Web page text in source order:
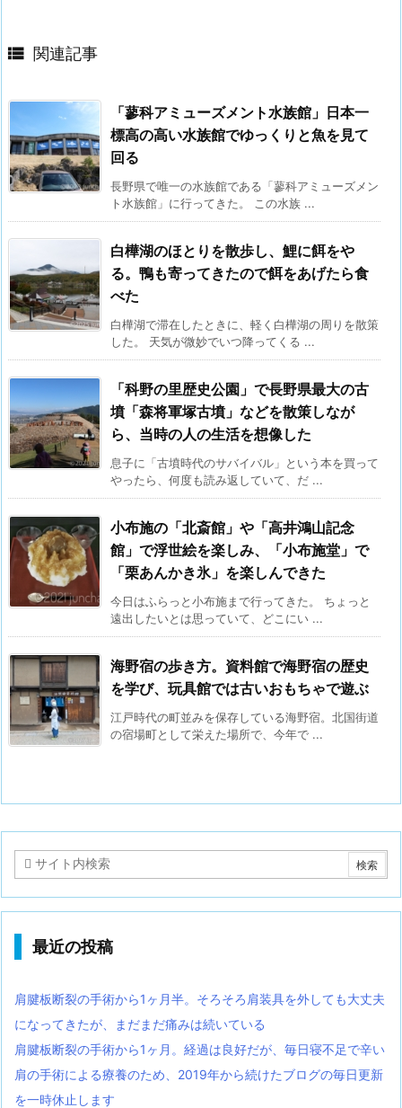
 関連記事
「蓼科アミューズメント水族館」日本一
標高の高い水族館でゆっくりと魚を見て
回る
長野県で唯一の水族館である「蓼科アミューズメン
ト水族館」に行ってきた。 この水族 ...
白樺湖のほとりを散歩し、鯉に餌をや
る。鴨も寄ってきたので餌をあげたら食
べた
白樺湖で滞在したときに、軽く白樺湖の周りを散策
した。 天気が微妙でいつ降ってくる ...
「科野の里歴史公園」で長野県最大の古
墳「森将軍塚古墳」などを散策しなが
ら、当時の人の生活を想像した
息子に「古墳時代のサバイバル」という本を買って
やったら、何度も読み返していて、だ ...
小布施の「北斎館」や「高井鴻山記念
館」で浮世絵を楽しみ、「小布施堂」で
「栗あんかき氷」を楽しんできた
今日はふらっと小布施まで行ってきた。 ちょっと
遠出したいとは思っていて、どこにい ...
海野宿の歩き方。資料館で海野宿の歴史
を学び、玩具館では古いおもちゃで遊ぶ
江戸時代の町並みを保存している海野宿。北国街道
の宿場町として栄えた場所で、今年で ...
最近の投稿
肩腱板断裂の手術から1ヶ月半。そろそろ肩装具を外しても大丈夫
になってきたが、まだまだ痛みは続いている
肩腱板断裂の手術から1ヶ月。経過は良好だが、毎日寝不足で辛い
肩の手術による療養のため、2019年から続けたブログの毎日更新
を一時休止します